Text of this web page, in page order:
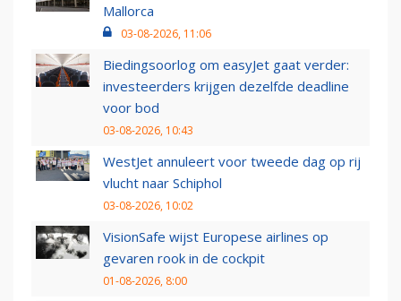
Mallorca
03-08-2026, 11:06
Biedingsoorlog om easyJet gaat verder:
investeerders krijgen dezelfde deadline
voor bod
03-08-2026, 10:43
WestJet annuleert voor tweede dag op rij
vlucht naar Schiphol
03-08-2026, 10:02
VisionSafe wijst Europese airlines op
gevaren rook in de cockpit
01-08-2026, 8:00